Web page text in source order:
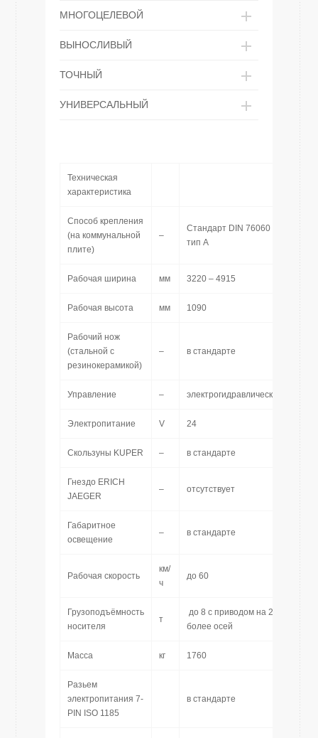
МНОГОЦЕЛЕВОЙ
ВЫНОСЛИВЫЙ
ТОЧНЫЙ
УНИВЕРСАЛЬНЫЙ
Техническая
характеристика
Способ крепления
(на коммунальной
плите)
–
Стандарт DIN 76060
тип A
Рабочая ширина мм 3220 – 4915
Рабочая высота мм 1090
Рабочий нож
(стальной с
резинокерамикой)
– в стандарте
Управление – электрогидравлическое
Электропитание V 24
Скользуны KUPER – в стандарте
Гнездо ERICH
JAEGER
– отсутствует
Габаритное
освещение
– в стандарте
Рабочая скорость
км/
ч
до 60
Грузоподъёмность
носителя
т
до 8 с приводом на 2 и
более осей
Macca кг 1760
Разьем
электропитания 7-
PIN ISO 1185
в стандарте